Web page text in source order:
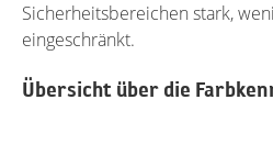
Sicherheitsbereichen stark,
eingeschränkt.
Übersicht über die